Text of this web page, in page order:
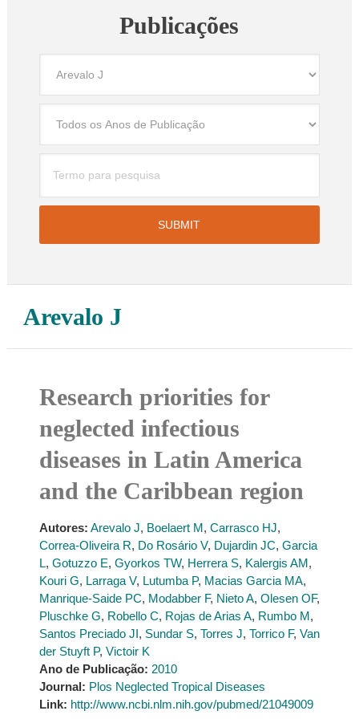
Publicações
Arevalo J
Research priorities for
neglected infectious
diseases in Latin America
and the Caribbean region
Autores: Arevalo J, Boelaert M, Carrasco HJ,
Correa-Oliveira R, Do Rosário V, Dujardin JC, Garcia
L, Gotuzzo E, Gyorkos TW, Herrera S, Kalergis AM,
Kouri G, Larraga V, Lutumba P, Macias Garcia MA,
Manrique-Saide PC, Modabber F, Nieto A, Olesen OF,
Pluschke G, Robello C, Rojas de Arias A, Rumbo M,
Santos Preciado JI, Sundar S, Torres J, Torrico F, Van
der Stuyft P, Victoir K
Ano de Publicação: 2010
Journal: Plos Neglected Tropical Diseases
Link: http://www.ncbi.nlm.nih.gov/pubmed/21049009